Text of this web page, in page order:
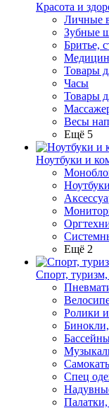
Красота и
Личные
Зубные
Бритье,
Товары
Часы
Товары
Весы
Ещё 5
Ноутбуки и
Ноутбуки
Ещё 2
Спорт,
Ролики
Спец